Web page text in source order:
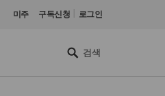
미주 구독신청 로그인